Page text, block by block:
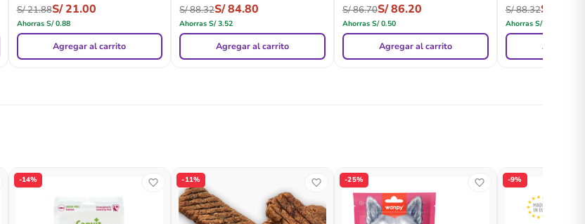
S/21.88S/21.00
Ahorras S/0.88
Agregar al carrito
S/88.32S/84.80
AhorrasS/3.52
Agregar al carrito
S/86.70S/86.20
AhorrasS/0.50
Agregar al carrito
S/88.32S/
Ahorras S/3.52
Agregar
-14% -11% -25% -9%